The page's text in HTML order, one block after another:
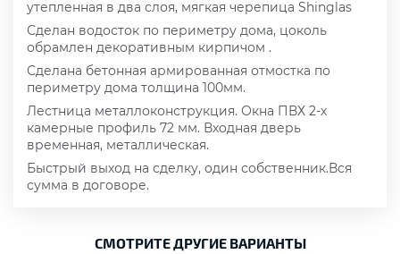
утепленная в два слоя, мягкая черепица Shinglas
Сделан водосток по периметру дома, цоколь
обрамлен декоративным кирпичом .
Сделана бетонная армированная отмостка по
периметру дома толщина 100мм.
Лестница металлоконструкция. Окна ПВХ 2-х
камерные профиль 72 мм. Входная дверь
временная, металлическая.
Быстрый выход на сделку, один собственник.Вся
сумма в договоре.
СМОТРИТЕ ДРУГИЕ ВАРИАНТЫ